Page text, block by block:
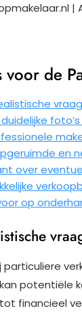
|
voor de
en
over
op
potentiële
financieel